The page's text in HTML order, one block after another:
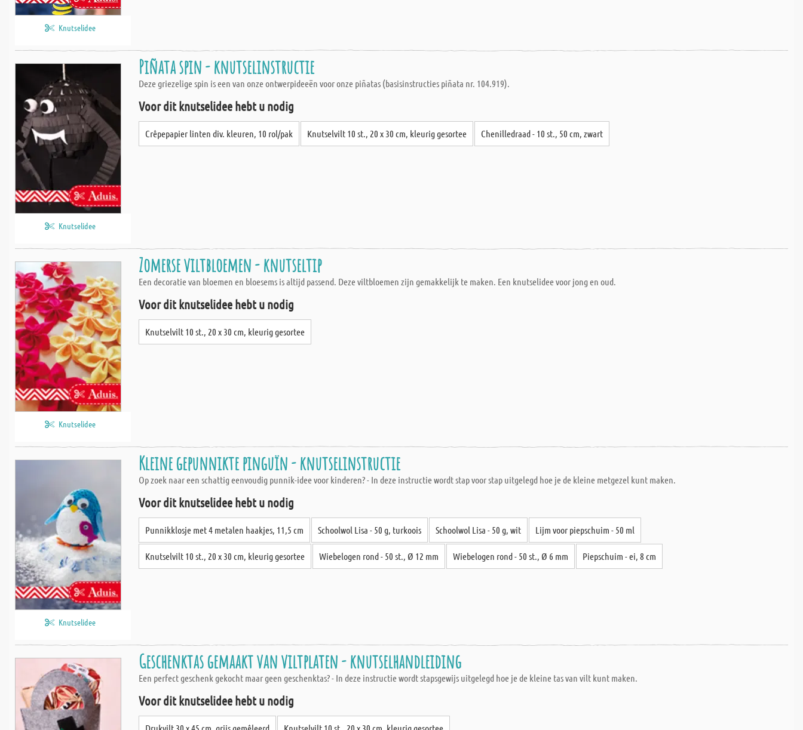
Knutselidee
Knutselidee
Piñata spin - knutselinstructie
Deze griezelige spin is een van onze ontwerpideeën voor onze piñatas (basisinstructies piñata nr. 104.919).
Voor dit knutselidee hebt u nodig
Crêpepapier linten div. kleuren, 10 rol/pak Knutselvilt 10 st., 20 x 30 cm, kleurig gesortee Chenilledraad - 10 st., 50 cm, zwart
Knutselidee
Zomerse viltbloemen - knutseltip
Een decoratie van bloemen en bloesems is altijd passend. Deze viltbloemen zijn gemakkelijk te maken. Een knutselidee voor jong en oud.
Voor dit knutselidee hebt u nodig
Knutselvilt 10 st., 20 x 30 cm, kleurig gesortee
Knutselidee
Kleine gepunnikte pinguïn - knutselinstructie
Op zoek naar een schattig eenvoudig punnik-idee voor kinderen? - In deze instructie wordt stap voor stap uitgelegd hoe je de kleine metgezel kunt maken.
Voor dit knutselidee hebt u nodig
Punnikklosje met 4 metalen haakjes, 11,5 cm Schoolwol Lisa - 50 g, turkoois Schoolwol Lisa - 50 g, wit Lijm voor piepschuim - 50 ml
Knutselvilt 10 st., 20 x 30 cm, kleurig gesortee Wiebelogen rond - 50 st., Ø 12 mm Wiebelogen rond - 50 st., Ø 6 mm Piepschuim - ei, 8 cm
Geschenktas gemaakt van viltplaten - knutselhandleiding
Een perfect geschenk gekocht maar geen geschenktas? - In deze instructie wordt stapsgewijs uitgelegd hoe je de kleine tas van vilt kunt maken.
Voor dit knutselidee hebt u nodig